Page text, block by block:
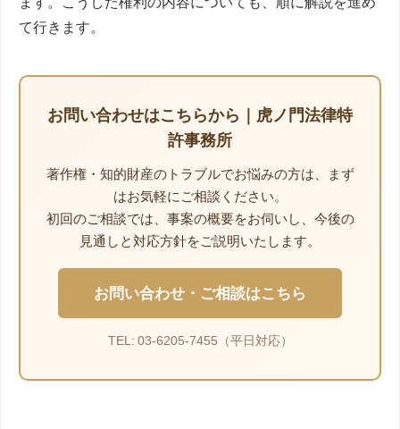
て行きます。
お問い合わせはこちらから｜虎ノ門法律特
許事務所
著作権・知的財産のトラブルでお悩みの方は、まず
はお気軽にご相談ください。
初回のご相談では、事案の概要をお伺いし、今後の
見通しと対応方針をご説明いたします。
お問い合わせ・ご相談はこちら
TEL: 03-6205-7455（平日対応）